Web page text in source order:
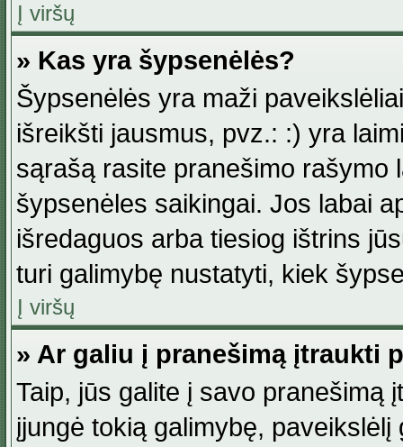
Į viršų
» Kas yra šypsenėlės?
Šypsenėlės yra maži
išreikšti jausmus, pvz.: :) yra
sąrašą rasite pranešimo rašymo
šypsenėles saikingai. Jos labai
išredaguos arba tiesiog ištrins
turi galimybę nustatyti, kiek
Į viršų
» Ar galiu į pranešimą įtraukti
Taip, jūs galite į savo pranešimą
įjungė tokią galimybę,